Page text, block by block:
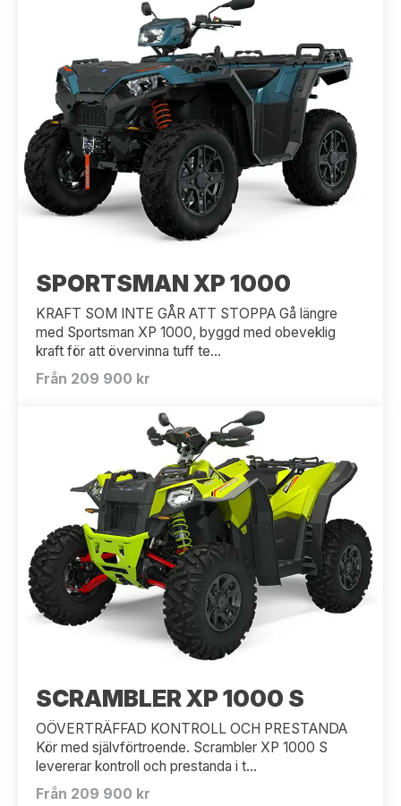
SPORTSMAN XP 1000
KRAFT SOM INTE GÅR ATT STOPPA Gå längre
med Sportsman XP 1000, byggd med obeveklig
kraft för att övervinna tuff te...
Från 209 900 kr
SCRAMBLER XP 1000 S
OÖVERTRÄFFAD KONTROLL OCH PRESTANDA
Kör med självförtroende. Scrambler XP 1000 S
levererar kontroll och prestanda i t...
Från 209 900 kr